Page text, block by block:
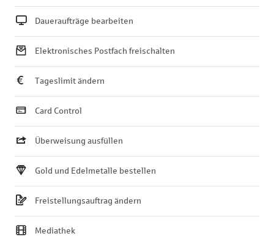
Daueraufträge bearbeiten
Elektronisches Postfach freischalten
Tageslimit ändern
Card Control
Überweisung ausfüllen
Gold und Edelmetalle bestellen
Freistellungsauftrag ändern
Mediathek